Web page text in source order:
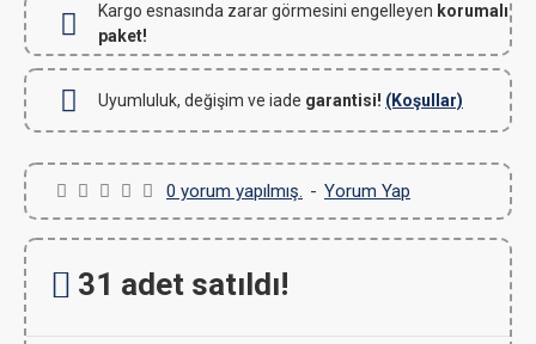
Kargo esnasında zarar görmesini engelleyen korumalı
paket!
Uyumluluk, değişim ve iade garantisi! (Koşullar)
0 yorum yapılmış. - Yorum Yap
31 adet satıldı!